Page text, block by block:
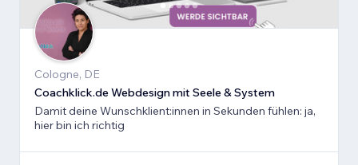
Cologne, DE
Coachklick.de Webdesign mit Seele & System
Damit deine Wunschklient:innen in Sekunden fühlen: ja,
hier bin ich richtig